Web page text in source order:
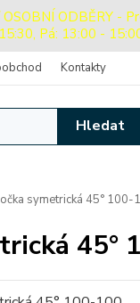
ODBĚRY
Pá: 13:00 -
Kontakty
Hledat
symetrická 45° 100-
45°